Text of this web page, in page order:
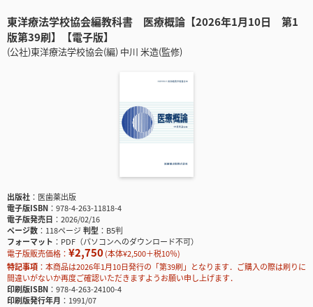
東洋療法学校協会編教科書 医療概論【2026年1月10日 第1
版第39刷】【電子版】
(公社)東洋療法学校協会(編) 中川 米造(監修)
出版社
医歯薬出版
電子版ISBN
978-4-263-11818-4
電子版発売日
2026/02/16
ページ数
118ページ判型
B5判
フォーマット
PDF（パソコンへのダウンロード不可）
電子版販売価格： ¥2,750(本体¥2,500＋税10％)
特記事項
本商品は2026年1月10日発行の「第39刷」となります．ご購入の際は刷りに
間違いがないか再度ご確認いただきますようお願い申し上げます．
印刷版ISBN
978-4-263-24100-4
印刷版発行年月
1991/07